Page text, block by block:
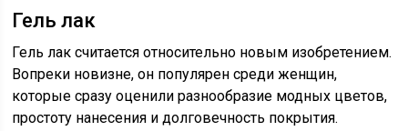
Гель лак
Гель лак считается относительно новым изобретением.
Вопреки новизне, он популярен среди женщин,
которые сразу оценили разнообразие модных цветов,
простоту нанесения и долговечность покрытия.